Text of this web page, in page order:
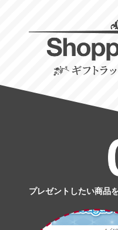
プレゼントしたい商品